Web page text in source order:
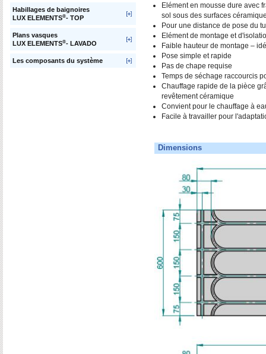
Habillages de baignoires
LUX ELEMENTS®- TOP
Plans vasques
LUX ELEMENTS®- LAVADO
Les composants du système
Elément en mousse dure avec
sol sous des surfaces
Pour une distance de pose du
Elément de montage et
Faible hauteur de montage –
Pose simple et rapide
Pas de chape requise
Temps de séchage raccourcis
Chauffage rapide de la pièce
revêtement céramique
Convient pour le chauffage à
Facile à travailler pour
Dimensions